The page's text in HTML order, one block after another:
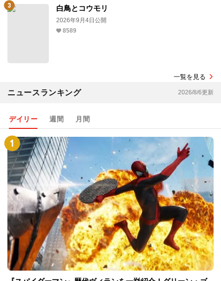
白鳥とコウモリ
2026年9月4日公開
8589
一覧を見る
ニュースランキング 2026/8/6更新
デイリー 週間 月間